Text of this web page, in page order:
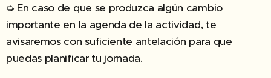
➭ En caso de que se produzca algún cambio
importante en la agenda de la actividad, te
avisaremos con suficiente antelación para que
puedas planificar tu jornada.